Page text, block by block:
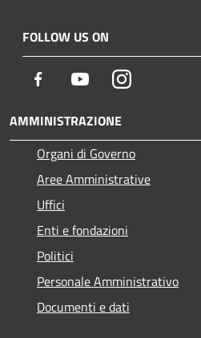
FOLLOW US ON
Facebook YoutubeInstagram
AMMINISTRAZIONE
Organi di Governo
Aree Amministrative
Uffici
Enti e fondazioni
Politici
Personale Amministrativo
Documenti e dati